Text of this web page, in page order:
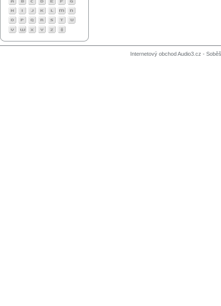
Internetový obchod Audio3.cz -